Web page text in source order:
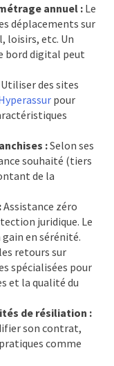
annuel : Le
déplacements sur
loisirs, etc. Un
bord digital peut
Utiliser des sites
pour
:Selon ses
souhaité (tiers
de la
Assistance zéro
juridique. Le
en sérénité.
retours sur
spécialisées pour
et la qualité du
de résiliation :
son contrat,
comme